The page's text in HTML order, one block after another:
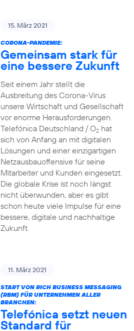
15. März 2021
CORONA-PANDEMIE:
Gemeinsam stark für
eine bessere Zukunft
Seit einem Jahr stellt die
Ausbreitung des Corona-Virus
unsere Wirtschaft und Gesellschaft
vor enorme Herausforderungen.
Telefónica Deutschland / O2hat
sich von Anfang an mit digitalen
Lösungen und einer einzigartigen
Netzausbauoffensive für seine
Mitarbeiter und Kunden eingesetzt.
Die globale Krise ist noch längst
nicht überwunden, aber es gibt
schon heute viele Impulse für eine
bessere, digitale und nachhaltige
Zukunft.
11. März 2021
START VON RICH BUSINESS MESSAGING
(RBM) FÜR UNTERNEHMEN ALLER
BRANCHEN:
Telefónica setzt neuen
Standard für